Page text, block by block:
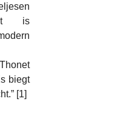
is
biegt
[1]